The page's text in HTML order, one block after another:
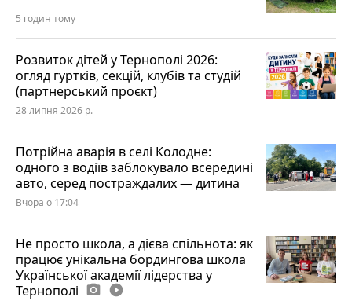
5 годин тому
Розвиток дітей у Тернополі 2026:
огляд гуртків, секцій, клубів та студій
(партнерський проєкт)
28 липня 2026 р.
Потрійна аварія в селі Колодне:
одного з водіїв заблокувало всередині
авто, серед постраждалих — дитина
Вчора о 17:04
Не просто школа, а дієва спільнота: як
працює унікальна бордингова школа
Української академії лідерства у
Тернополі photo_camera play_circle_filled